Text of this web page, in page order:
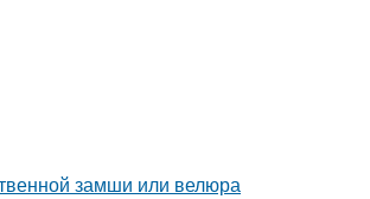
замши или велюра